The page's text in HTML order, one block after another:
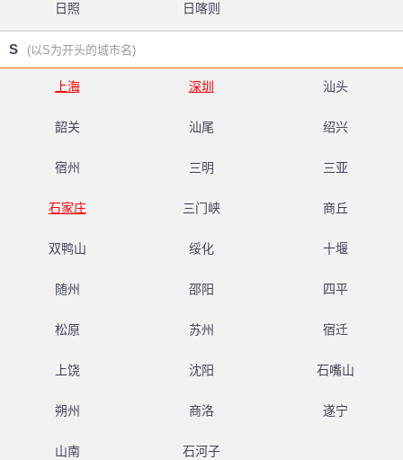
日照 日喀则
S (以S为开头的城市名)
上海 深圳 汕头
韶关 汕尾 绍兴
宿州 三明 三亚
石家庄 三门峡 商丘
双鸭山 绥化 十堰
随州 邵阳 四平
松原 苏州 宿迁
上饶 沈阳 石嘴山
朔州 商洛 遂宁
山南 石河子